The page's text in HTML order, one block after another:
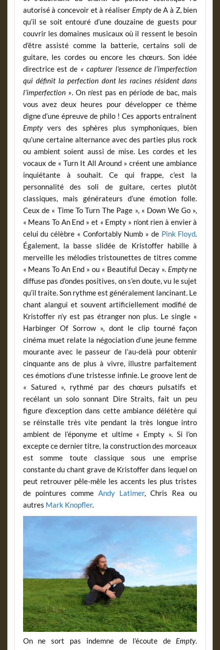
autorisé à concevoir et à réaliser Emptyde A à Z, bien
qu’il se soit entouré d’une douzaine de guests pour
couvrir les domaines musicaux où il ressent le besoin
d’être assisté comme la batterie, certains soli de
guitare, les cordes ou encore les chœurs. Son idée
directrice est de « capturer l’essence de l’imperfection
qui définit la perfection dont les racines résident dans
l’imperfection ». On n’est pas en période de bac, mais
vous avez deux heures pour développer ce thème
digne d’une épreuve de philo ! Ces apports entraînent
Emptyvers des sphères plus symphoniques, bien
qu’une certaine alternance avec des parties plus rock
ou ambient soient aussi de mise. Les cordes et les
vocaux de « Turn It All Around » créent une ambiance
inquiétante à souhait. Ce qui frappe, c’est la
personnalité des soli de guitare, certes plutôt
classiques, mais générateurs d’une émotion folle.
Ceux de « Time To Turn The Page », « Down We Go »,
« Means To An End » et « Empty » n’ont rien à envier à
celui du célèbre « Confortably Numb » de Pink Floyd.
Également, la basse slidée de Kristoffer habille à
merveille les mélodies tristounettes de titres comme
« Means To An End » ou « Beautiful Decay ». Emptyne
diffuse pas d’ondes positives, on s’en doute, vu le sujet
qu’il traite. Son rythme est généralement lancinant. Le
chant alangui et souvent artificiellement modifié de
Kristoffer n’y est pas étranger non plus. Le single «
Harbinger Of Sorrow », dont le clip tourné façon
cinéma muet relate la négociation d’une jeune femme
mourante avec le passeur de l’au-delà pour obtenir
cinquante ans de plus à vivre, illustre parfaitement
ces émotions d’une tristesse infinie. Le groove lent de
« Satured », rythmé par des chœurs pulsatifs et
recélant un solo sonnant Dire Straits, fait un peu
figure d’exception dans cette ambiance délétère qui
se réinstalle très vite pendant la très longue intro
ambient de l’éponyme et ultime « Empty ». Si l’on
excepte ce dernier titre, la construction des morceaux
est somme toute classique sous une emprise
constante du chant grave de Kristoffer dans lequel on
peut retrouver pêle-mêle les accents les plus tristes
de pointures comme Andy Latimer, Chris Rea ou
autres Mark Knopfler.
On ne sort pas indemne de l’écoute de Empty.